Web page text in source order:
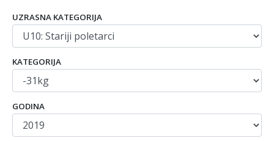
UZRASNA KATEGORIJA
KATEGORIJA
GODINA